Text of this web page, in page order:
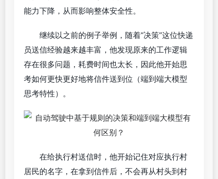
能力下降，从而影响整体安全性。
继续以之前的例子举例，随着“决策”这位快递
员送信经验越来越丰富，他发现原来的工作逻辑
存在很多问题，耗费时间也太长，因此他开始思
考如何更快更好地将信件送到位（端到端大模型
思考特性）。
在给执行村送信时，他开始记住对应执行村
居民的名字，在拿到信件后，不会再从村头到村